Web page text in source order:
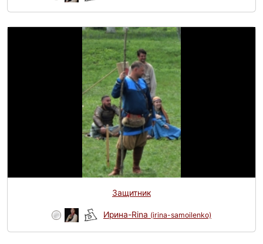
Защитник
Ирина-Rina (irina-samoilenko)